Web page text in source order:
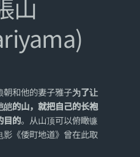
山
和他的妻子雅子为了让
的山，就把自己的长袍
目的。从山顶可以俯瞰镰
《倭町地道》曾在此取